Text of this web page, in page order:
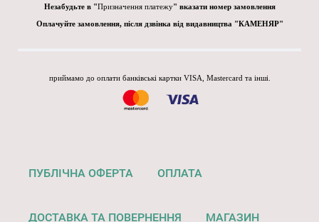
Незабудьте в "Призначення платежу" вказати номер замовлення
Оплачуйте замовлення, після дзвінка від видавництва "КАМЕНЯР"
приймамо до оплати банківські картки VISA, Mastercard та інші.
ПУБЛІЧНА ОФЕРТА ОПЛАТА
ДОСТАВКА ТА ПОВЕРНЕННЯ МАГАЗИН